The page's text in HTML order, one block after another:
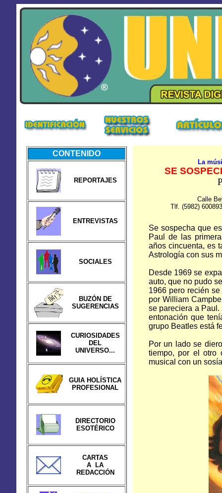
CONTENIDO
REPORTAJES
ENTREVISTAS
SOCIALES
BUZÓN DE
SUGERENCIAS
CURIOSIDADES
DEL
UNIVERSO...
GUIA HOLÍSTICA
PROFESIONAL
DIRECTORIO
ESOTÉRICO
CARTAS
A LA
REDACCIÓN
La
SE
Calle
Tlf. (5982)
Se sospecha que
Paul de las
años cincuenta, es
Astrología con sus
Desde 1969 se
auto, que no pudo
1966 pero recién
por William
se pareciera a
entonación que
grupo Beatles está
Por un lado se
tiempo, por el otro
musical con un